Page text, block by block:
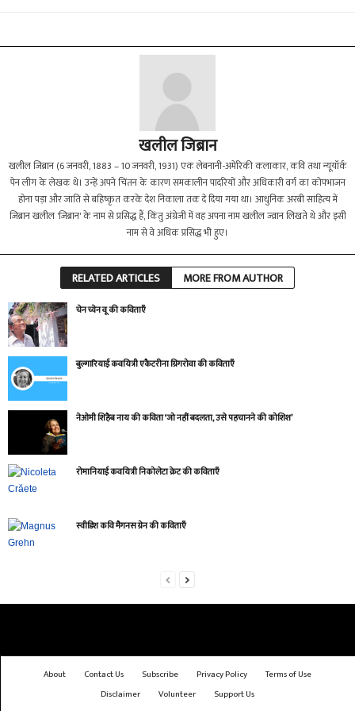
खलील जिब्रान
खलील जिब्रान (6 जनवरी, 1883 – 10 जनवरी, 1931) एक लेबनानी-अमेरिकी कलाकार, कवि तथा न्यूयॉर्क
पेन लीग के लेखक थे। उन्हें अपने चिंतन के कारण समकालीन पादरियों और अधिकारी वर्ग का कोपभाजन
होना पड़ा और जाति से बहिष्कृत करके देश निकाला तक दे दिया गया था। आधुनिक अरबी साहित्य में
जिब्रान खलील 'जिब्रान' के नाम से प्रसिद्ध हैं, किंतु अंग्रेजी में वह अपना नाम खलील ज्व्रान लिखते थे और इसी
नाम से वे अधिक प्रसिद्ध भी हुए।
RELATED ARTICLES MORE FROM AUTHOR
चेन च्येन वू की कविताएँ
बुल्गारियाई कवयित्री एकैटरीना ग्रिगरोवा की कविताएँ
नेओमी शिहैब नाय की कविता ‘जो नहीं बदलता, उसे पहचानने की कोशिश’
रोमानियाई कवयित्री निकोलेटा क्रेट की कविताएँ
स्वीडिश कवि मैगनस ग्रेन की कविताएँ
About Contact Us Subscribe Privacy Policy
Terms of Use
Disclaimer
Volunteer Support Us